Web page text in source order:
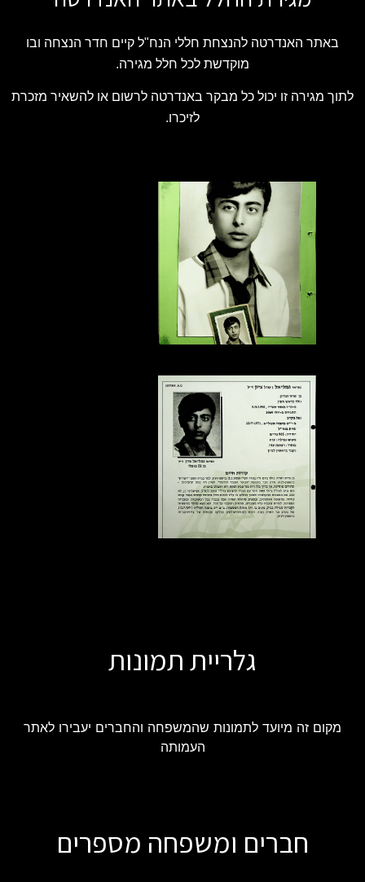
באתר האנדרטה להנצחת חללי הנח"ל קיים חדר הנצחה ובו
מוקדשת לכל חלל מגירה.
לתוך מגירה זו יכול כל מבקר באנדרטה לרשום או להשאיר מזכרת
לזיכרו.
גלריית תמונות
מקום זה מיועד לתמונות שהמשפחה והחברים יעבירו לאתר
העמותה
חברים ומשפחה מספרים